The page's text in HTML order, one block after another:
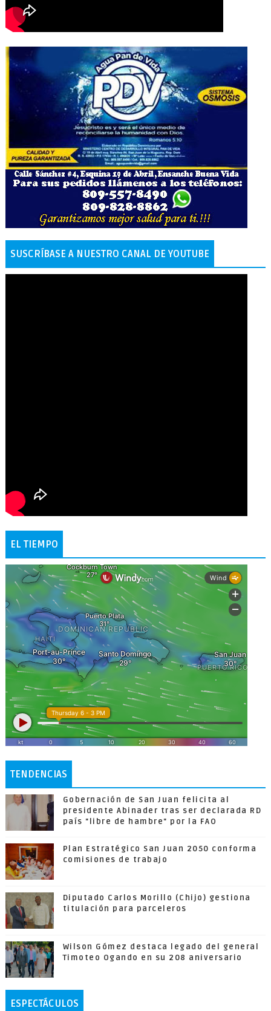
SUSCRÍBASE A NUESTRO CANAL DE YOUTUBE
EL TIEMPO
TENDENCIAS
Gobernación de San Juan felicita al
presidente Abinader tras ser declarada RD
país "libre de hambre" por la FAO
Plan Estratégico San Juan 2050 conforma
comisiones de trabajo
Diputado Carlos Morillo (Chijo) gestiona
titulación para parceleros
Wilson Gómez destaca legado del general
Timoteo Ogando en su 208 aniversario
ESPECTÁCULOS